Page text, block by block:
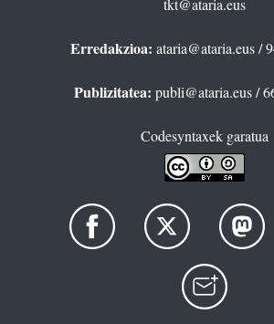
tkt@ataria.eus
Erredakzioa: ataria@ataria.eus/
Publizitatea: publi@ataria.eus/
Codesyntaxek garatua